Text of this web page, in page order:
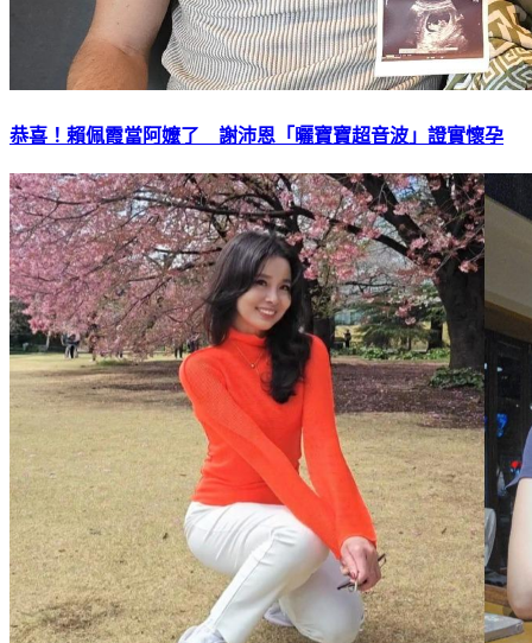
恭喜！賴佩霞當阿嬤了 謝沛恩「曬寶寶超音波」證實懷孕